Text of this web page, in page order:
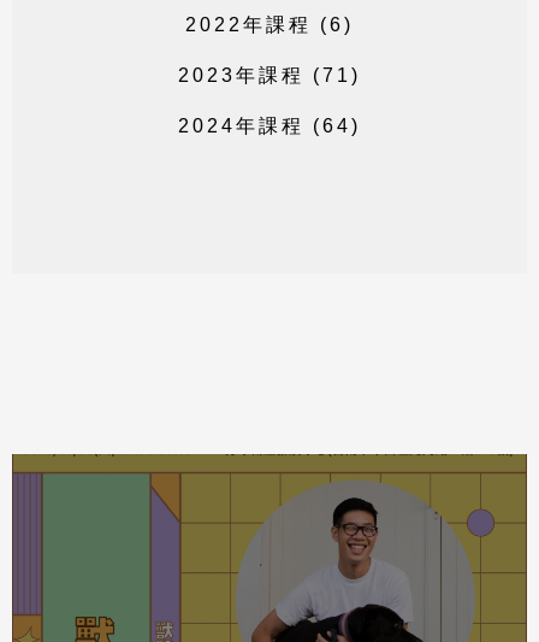
2 0 2 2 年課 程 (6)
2 0 2 3年課 程 (7 1 )
2 0 2 4年課 程 (64)